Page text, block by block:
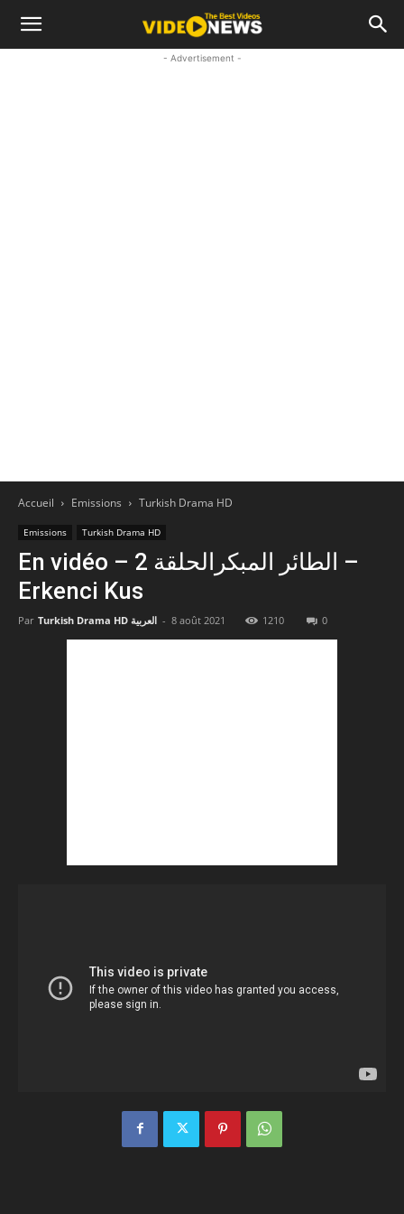
- Advertisement -
Accueil Emissions Turkish Drama HD
Emissions Turkish Drama HD
En vidéo – الطائر المبكرالحلقة 2 –
Erkenci Kus
Par Turkish Drama HD العربية - 8 août 2021 1210 0